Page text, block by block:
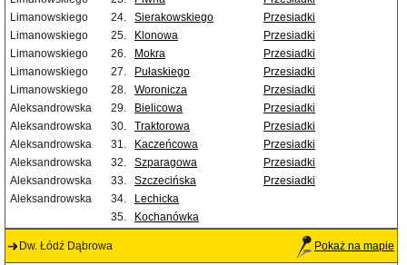
Limanowskiego
24. Sierakowskiego
Przesiadki
Limanowskiego
25. Klonowa
Przesiadki
Limanowskiego
26. Mokra
Przesiadki
Limanowskiego
27. Pułaskiego
Przesiadki
Limanowskiego
28. Woronicza
Przesiadki
Aleksandrowska
29. Bielicowa
Przesiadki
Aleksandrowska
30. Traktorowa
Przesiadki
Aleksandrowska
31. Kaczeńcowa
Przesiadki
Aleksandrowska
32. Szparagowa
Przesiadki
Aleksandrowska
33. Szczecińska
Przesiadki
Aleksandrowska
34.
Lechicka
35.
Kochanówka
Dw. Łódź Dąbrowa Pokaż na mapie